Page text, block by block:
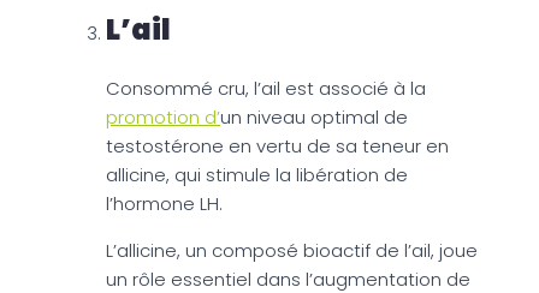
L’ail
Consommé cru, l’ail est associé à la
promotion d’un niveau optimal de
testostérone en vertu de sa teneur en
allicine, qui stimule la libération de
l’hormone LH.
L’allicine, un composé bioactif de l’ail, joue
un rôle essentiel dans l’augmentation de